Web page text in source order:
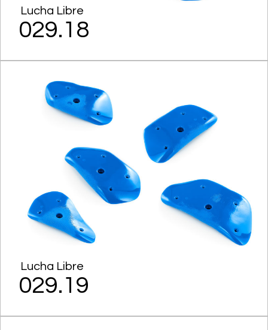
Lucha Libre
029.18
Lucha Libre
029.19